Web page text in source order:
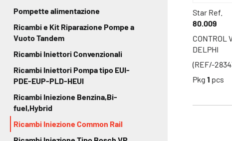
Star Ref.
80.009
CONTROL
DELPHI
(REF/-
Pkg 1 pcs
Pompette alimentazione
Ricambi e Kit Riparazione Pompe a
Vuoto Tandem
Ricambi Iniettori Convenzionali
Ricambi Iniettori Pompa tipo EUI-
PDE-EUP-PLD-HEUI
Ricambi Iniezione Benzina,Bi-
fuel,Hybrid
Ricambi Iniezione Common Rail